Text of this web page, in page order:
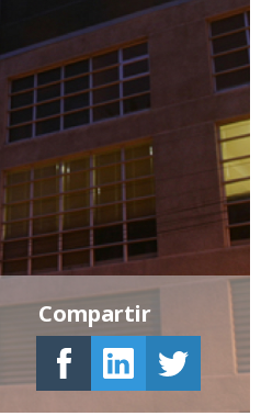
Compartir